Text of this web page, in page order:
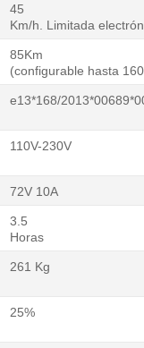
45
Km/h. Limitada
85Km
(configurable hasta
e13*168/
110V-230V
72V 10A
3.5
Horas
261 Kg
25%